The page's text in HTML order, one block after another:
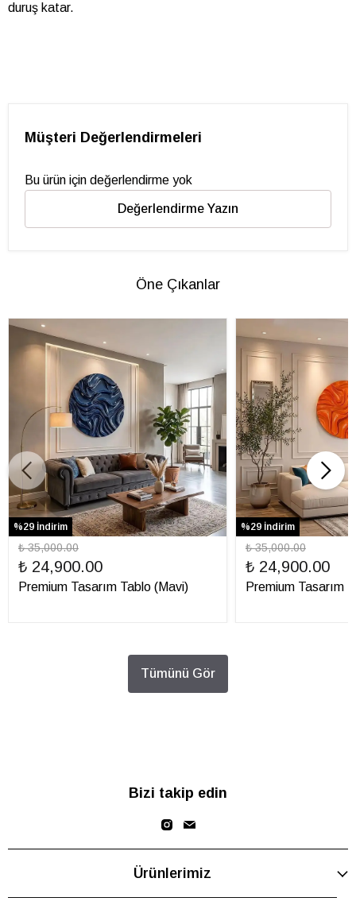
duruş katar.
Müşteri Değerlendirmeleri
Bu ürün için değerlendirme yok
Değerlendirme Yazın
Öne Çıkanlar
%29 İndirim
₺ 35,000.00
₺ 24,900.00
Premium Tasarım Tablo (Mavi)
%29 İndirim
₺ 35,000.00
₺ 24,900.00
Premium Tasarım
Tümünü Gör
Bizi takip edin
Ürünlerimiz